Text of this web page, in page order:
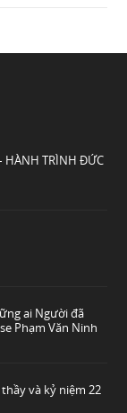
HÀNH TRÌNH ĐỨC
ai Người đã
Phạm Văn Ninh
và kỷ niệm 22